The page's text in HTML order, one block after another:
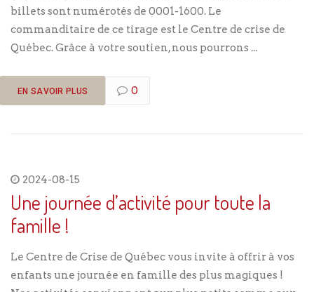
billets sont numérotés de 0001-1600. Le
commanditaire de ce tirage est le Centre de crise de
Québec. Grâce à votre soutien, nous pourrons ...
EN SAVOIR PLUS 0
2024-08-15
Une journée d’activité pour toute la
famille !
Le Centre de Crise de Québec vous invite à offrir à vos
enfants une journée en famille des plus magiques !